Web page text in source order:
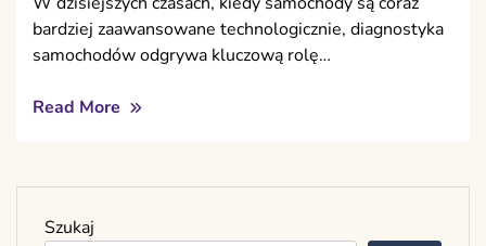
bardziej zaawansowane technologicznie, diagnostyka
samochodów odgrywa kluczową rolę…
Read More
Szukaj